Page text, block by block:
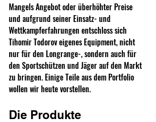
Mangels Angebot oder überhöhter Preise
und aufgrund seiner Einsatz- und
Wettkampferfahrungen entschloss sich
Tihomir Todorov eigenes Equipment, nicht
nur für den Longrange-, sondern auch für
den Sportschützen und Jäger auf den Markt
zu bringen. Einige Teile aus dem Portfolio
wollen wir heute vorstellen.
Die Produkte